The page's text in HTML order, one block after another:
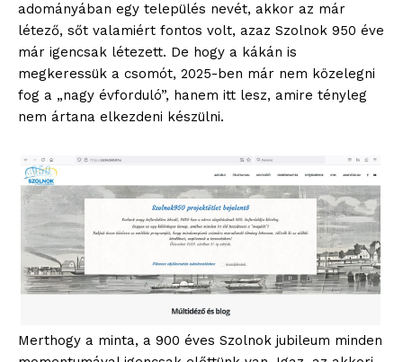
adományában egy település nevét, akkor az már
létező, sőt valamiért fontos volt, azaz Szolnok 950 éve
már igencsak létezett. De hogy a kákán is
megkeressük a csomót, 2025-ben már nem közelegni
fog a „nagy évforduló”, hanem itt lesz, amire tényleg
nem ártana elkezdeni készülni.
Merthogy a minta, a 900 éves Szolnok jubileum minden